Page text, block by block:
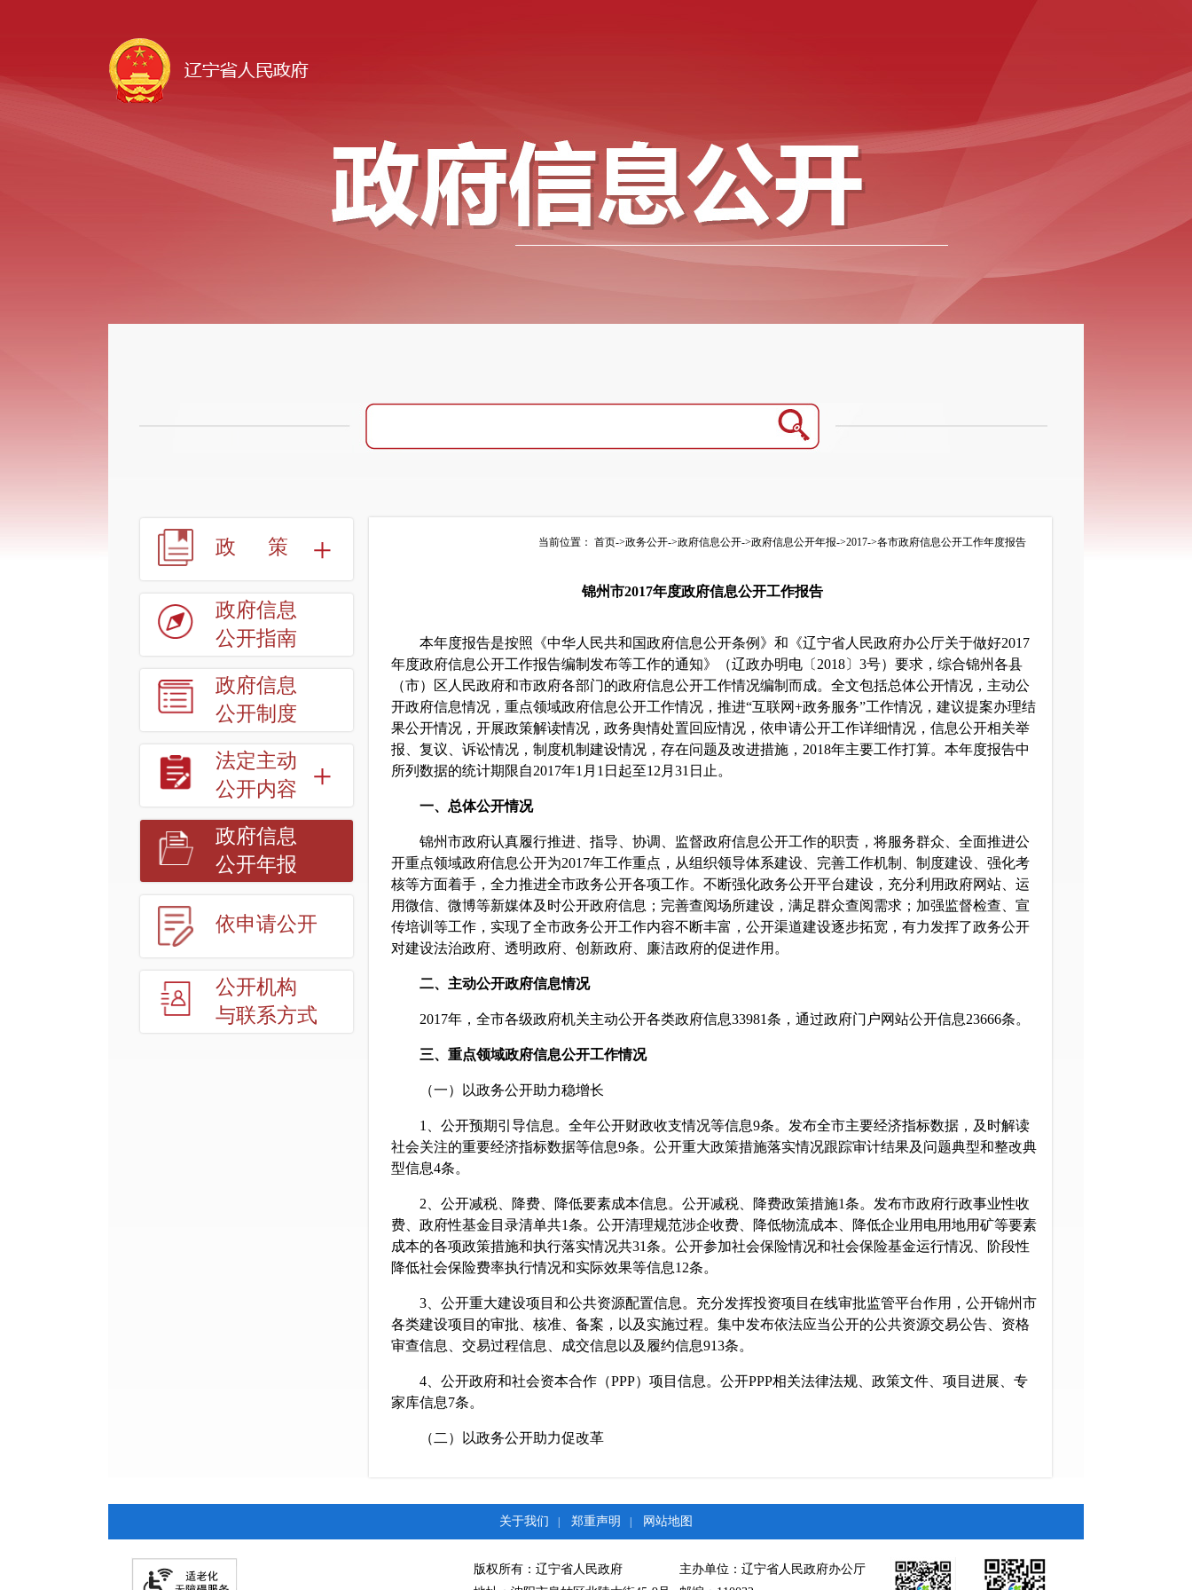
政 策
政府信息
公开指南
政府信息
公开制度
法定主动
公开内容
政府信息
公开年报
依申请公开
公开机构
与联系方式
当前位置： 首页->政务公开->政府信息公开->政府信息公开年报->2017->各市政府信息公开工作年度报告
锦州市2017年度政府信息公开工作报告
本年度报告是按照《中华人民共和国政府信息公开条例》和《辽宁省人民政府办公厅关于做好2017
年度政府信息公开工作报告编制发布等工作的通知》（辽政办明电〔2018〕3号）要求，综合锦州各县
（市）区人民政府和市政府各部门的政府信息公开工作情况编制而成。全文包括总体公开情况，主动公
开政府信息情况，重点领域政府信息公开工作情况，推进“互联网+政务服务”工作情况，建议提案办理结
果公开情况，开展政策解读情况，政务舆情处置回应情况，依申请公开工作详细情况，信息公开相关举
报、复议、诉讼情况，制度机制建设情况，存在问题及改进措施，2018年主要工作打算。本年度报告中
所列数据的统计期限自2017年1月1日起至12月31日止。
一、总体公开情况
锦州市政府认真履行推进、指导、协调、监督政府信息公开工作的职责，将服务群众、全面推进公
开重点领域政府信息公开为2017年工作重点，从组织领导体系建设、完善工作机制、制度建设、强化考
核等方面着手，全力推进全市政务公开各项工作。不断强化政务公开平台建设，充分利用政府网站、运
用微信、微博等新媒体及时公开政府信息；完善查阅场所建设，满足群众查阅需求；加强监督检查、宣
传培训等工作，实现了全市政务公开工作内容不断丰富，公开渠道建设逐步拓宽，有力发挥了政务公开
对建设法治政府、透明政府、创新政府、廉洁政府的促进作用。
二、主动公开政府信息情况
2017年，全市各级政府机关主动公开各类政府信息33981条，通过政府门户网站公开信息23666条。
三、重点领域政府信息公开工作情况
（一）以政务公开助力稳增长
1、公开预期引导信息。全年公开财政收支情况等信息9条。发布全市主要经济指标数据，及时解读
社会关注的重要经济指标数据等信息9条。公开重大政策措施落实情况跟踪审计结果及问题典型和整改典
型信息4条。
2、公开减税、降费、降低要素成本信息。公开减税、降费政策措施1条。发布市政府行政事业性收
费、政府性基金目录清单共1条。公开清理规范涉企收费、降低物流成本、降低企业用电用地用矿等要素
成本的各项政策措施和执行落实情况共31条。公开参加社会保险情况和社会保险基金运行情况、阶段性
降低社会保险费率执行情况和实际效果等信息12条。
3、公开重大建设项目和公共资源配置信息。充分发挥投资项目在线审批监管平台作用，公开锦州市
各类建设项目的审批、核准、备案，以及实施过程。集中发布依法应当公开的公共资源交易公告、资格
审查信息、交易过程信息、成交信息以及履约信息913条。
4、公开政府和社会资本合作（PPP）项目信息。公开PPP相关法律法规、政策文件、项目进展、专
家库信息7条。
（二）以政务公开助力促改革
登记前置审批事项目录和企业设立后的经营许可清单共5061条，并根据实际情况动态调整。锦州市政府
门户网站公布本级政府部门随机抽查事项清单，明确抽查依据、主体、内容、方式等信息，随机抽查事
项检查主体部门及时通过国家企业信用信息公示系统（辽宁）公开抽查结果和查处情况。此外，在锦州
市政府门户网站上开设了简政放权反馈意见箱，及时收集采纳社会各界意见。
关于我们 郑重声明 网站地图
版权所有：辽宁省人民政府
主办单位：辽宁省人民政府办公厅